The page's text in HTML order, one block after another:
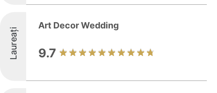
Laureați
Art Decor Wedding
9.7